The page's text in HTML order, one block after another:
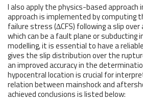
I also apply the physics-based
approach is implemented by computing
failure stress (∆CFS) following a slip
which can be a fault plane or subducting
modelling, it is essential to have a
gives the slip distribution over the
an improved accuracy in the
hypocentral location is crucial for
relation between mainshock and
achieved conclusions is listed below: